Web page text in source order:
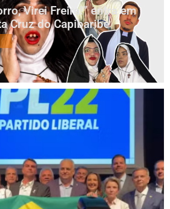
Virei Freira!” entra em
Cruz do Capibaribe